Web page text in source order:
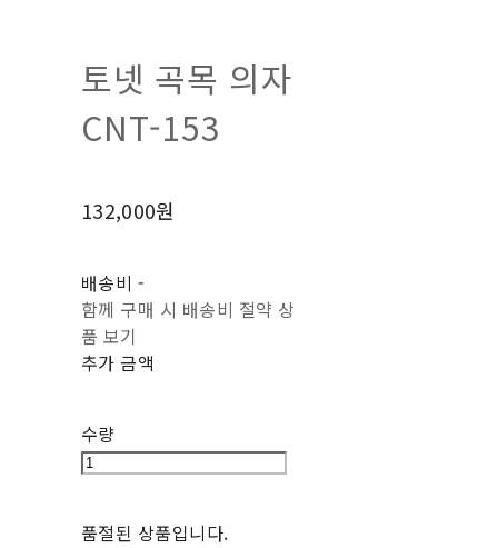
토넷 곡목 의자
CNT-153
132,000원
배송비 -
함께 구매 시 배송비 절약 상
품 보기
추가 금액
수량
품절된 상품입니다.